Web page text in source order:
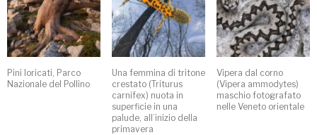
Pini loricati, Parco
Nazionale del Pollino
Una femmina di tritone
crestato (Triturus
carnifex) nuota in
superficie in una
palude, all’inizio della
primavera
Vipera dal corno
(Vipera ammodytes)
maschio fotografato
nelle Veneto orientale